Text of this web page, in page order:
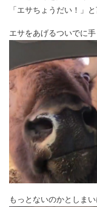
「エサちょうだい！」
エサをあげるついでに
もっとないのかとしま